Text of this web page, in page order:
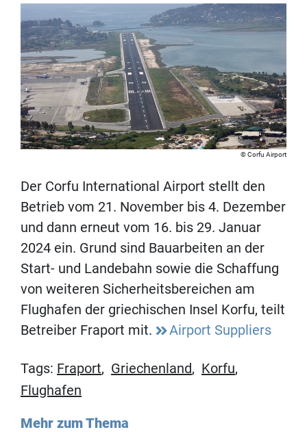
Corfu Airport
Der Corfu International Airport stellt den
Betrieb vom 21. November bis 4. Dezember
und dann erneut vom 16. bis 29. Januar
2024 ein. Grund sind Bauarbeiten an der
Start- und Landebahn sowie die Schaffung
von weiteren Sicherheitsbereichen am
Flughafen der griechischen Insel Korfu, teilt
Betreiber Fraport mit.
Airport Suppliers
Tags: Fraport, Griechenland, Korfu,
Flughafen
Mehr zum Thema